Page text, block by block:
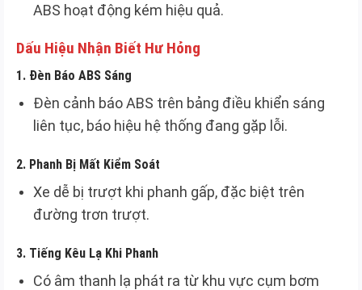
ABS hoạt động kém hiệu quả.
Dấu Hiệu Nhận Biết Hư Hỏng
1. Đèn Báo ABS Sáng
Đèn cảnh báo ABS trên bảng điều khiển sáng
liên tục, báo hiệu hệ thống đang gặp lỗi.
2. Phanh Bị Mất Kiểm Soát
Xe dễ bị trượt khi phanh gấp, đặc biệt trên
đường trơn trượt.
3. Tiếng Kêu Lạ Khi Phanh
Có âm thanh lạ phát ra từ khu vực cụm bơm